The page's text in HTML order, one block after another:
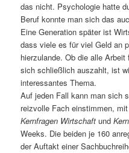
das nicht. Psychologie hatte
Beruf konnte man sich das
Eine Generation später ist
dass viele es für viel Geld an
hierzulande. Ob die alle
sich schließlich auszahlt, ist
interessantes Thema.
Auf jeden Fall kann man sich
reizvolle Fach einstimmen,
Kernfragen Wirtschaft und
Weeks. Die beiden je 160
der Auftakt einer